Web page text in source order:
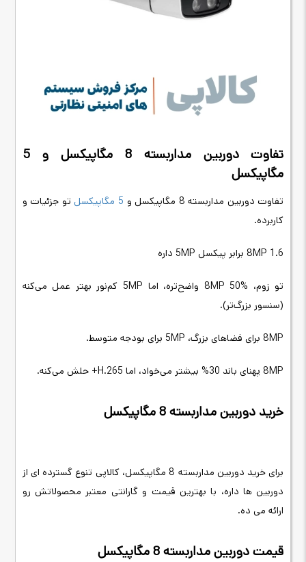
تفاوت دوربین مداربسته 8 مگاپیکسل و 5
مگاپیکسل
تفاوت دوربین مداربسته 8 مگاپیکسل و 5 مگاپیکسل
تو جزئیات و
کاربرده.
8MP 1.6 برابر پیکسل 5MP داره
تو زوم، 8MP 50% واضح‌تره، اما 5MP کم‌نور بهتر عمل می‌کنه
(سنسور بزرگ‌تر).
8MP برای فضاهای بزرگ، 5MP برای بودجه متوسط.
8MP پهنای باند 30% بیشتر می‌خواد، اما H.265+ حلش می‌کنه.
خرید دوربین مداربسته 8 مگاپیکسل
برای خرید دوربین مداربسته 8 مگاپیکسل، کالاپی تنوع گسترده ای از
دوربین ها داره، با بهترین قیمت و گارانتی معتبر محصولاتش رو
ارائه می ده.
قیمت دوربین مداربسته 8 مگاپیکسل